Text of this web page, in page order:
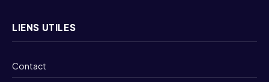
LIENS UTILES
Contact